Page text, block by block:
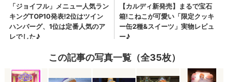
この記事の写真一覧（全35枚）